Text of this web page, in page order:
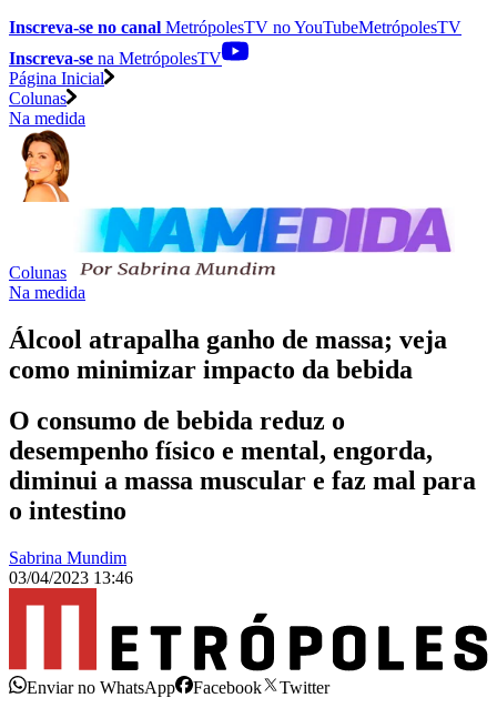
Inscreva-se no canal MetrópolesTV noYouTubeMetrópolesTV
Inscreva-se na MetrópolesTV
Página Inicial
Colunas
Na medida
Colunas
Na medida
Álcool atrapalha ganho de massa; veja
como minimizar impacto da bebida
O consumo de bebida reduz o
desempenho físico e mental, engorda,
diminui a massa muscular e faz mal para
o intestino
Sabrina Mundim
03/04/2023 13:46
Enviar no WhatsApp Facebook
Twitter